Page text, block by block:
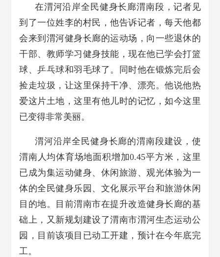
在渭河沿岸全民健身长廊渭南段，记者见
到了一位姓李的村民，他告诉记者，每天他都
会来到渭河健身长廊的运动场，向一些退休的
干部、教师学习健身技能，现在他已学会打篮
球、乒乓球和羽毛球了。同时他在锻炼完后会
捡走垃圾，让这里保持干净、漂亮。他说他热
爱这片土地，这里有他儿时的记忆，如今这里
已变得非常美丽。
渭河沿岸全民健身长廊的渭南段建设，使
渭南人均体育场地面积增加0.45平方米，这里
已成为集运动健身、休闲旅游、观光体验为一
体的全民健身乐园、文化展示平台和旅游休闲
目的地。目前渭南市在提升改造健身长廊的基
础上，又新规划建设了渭南市渭河生态运动公
园，目前该项目已动工开建，预计在今年底完
工。